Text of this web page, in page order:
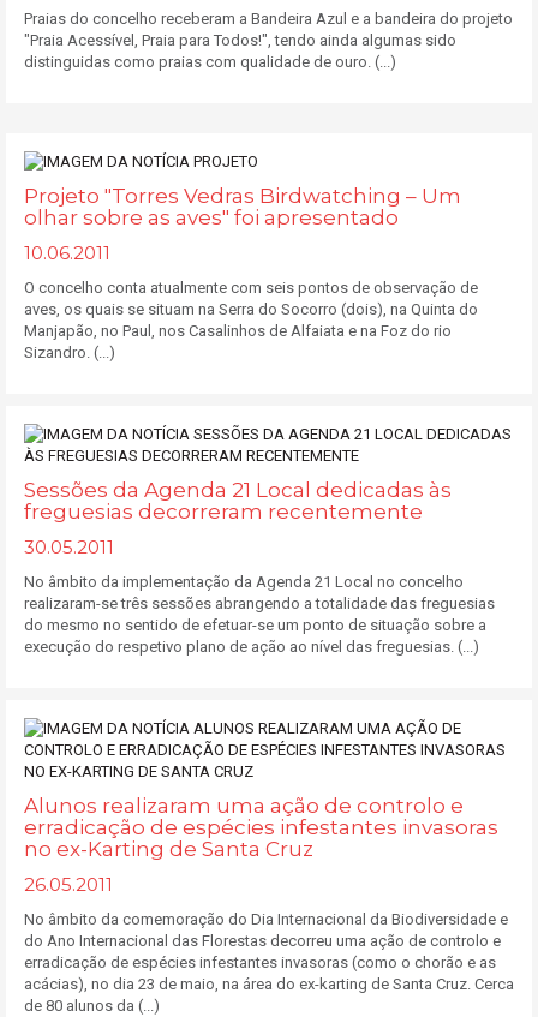
Praias do concelho receberam a Bandeira Azul e a bandeira do projeto
"Praia Acessível, Praia para Todos!", tendo ainda algumas sido
distinguidas como praias com qualidade de ouro. (...)
Projeto "Torres Vedras Birdwatching – Um
olhar sobre as aves" foi apresentado
10.06.2011
O concelho conta atualmente com seis pontos de observação de
aves, os quais se situam na Serra do Socorro (dois), na Quinta do
Manjapão, no Paul, nos Casalinhos de Alfaiata e na Foz do rio
Sizandro. (...)
Sessões da Agenda 21 Local dedicadas às
freguesias decorreram recentemente
30.05.2011
No âmbito da implementação da Agenda 21 Local no concelho
realizaram-se três sessões abrangendo a totalidade das freguesias
do mesmo no sentido de efetuar-se um ponto de situação sobre a
execução do respetivo plano de ação ao nível das freguesias. (...)
Alunos realizaram uma ação de controlo e
erradicação de espécies infestantes invasoras
no ex-Karting de Santa Cruz
26.05.2011
No âmbito da comemoração do Dia Internacional da Biodiversidade e
do Ano Internacional das Florestas decorreu uma ação de controlo e
erradicação de espécies infestantes invasoras (como o chorão e as
acácias), no dia 23 de maio, na área do ex-karting de Santa Cruz. Cerca
de 80 alunos da (...)